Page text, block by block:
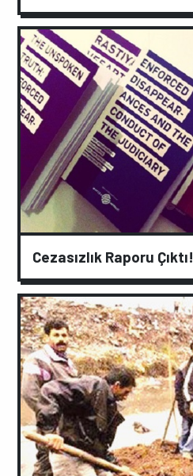
Cezasızlık Raporu Çıktı!